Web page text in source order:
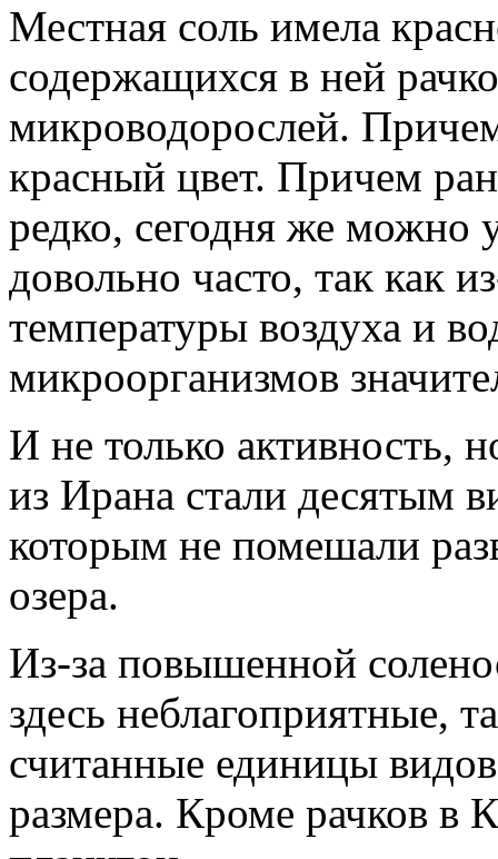
Местная соль имела
содержащихся в ней
микроводорослей.
красный цвет. Причем
редко, сегодня же можно
довольно часто, так как
температуры воздуха и
микроорганизмов
И не только активность,
из Ирана стали десятым
которым не помешали
озера.
Из-за повышенной
здесь неблагоприятные,
считанные единицы
размера. Кроме рачков в